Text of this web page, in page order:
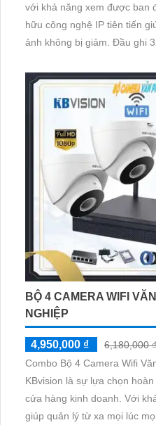
với khả năng xem được ban đêm. Với 8 HDD,
hữu công nghệ IP tiên tiến
ảnh không bị giảm. Đầu ghi 32 kênh thiết kế nhỏ gọn, hỗ
được trang bị ONVIF, mang
chất lượng cao và ổn định
BỘ 4 CAMERA WIFI
NGHIỆP
4,950,000 ₫
6,180,000 ₫
Combo Bộ 4 Camera Wifi
KBvision là sự lựa chọn
cửa hàng kinh doanh. Với khả năng kết nối Wifi tiện lợi,
giúp quản lý từ xa mọi lúc mọi nơi. Đặc biệt,